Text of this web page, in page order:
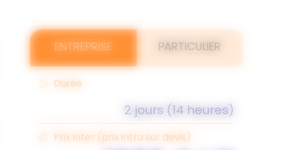
ENTREPRISE PARTICULIER
Durée
2 jours (14 heures)
Prix inter (prix intra sur devis)